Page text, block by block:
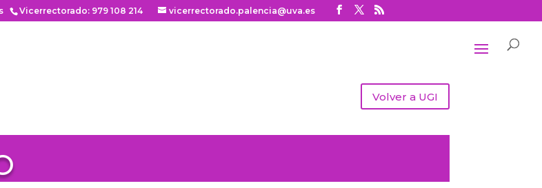
Vicerrectorado: 979 108 214 vicerrectorado.palencia@uva.es
Volver a UGI